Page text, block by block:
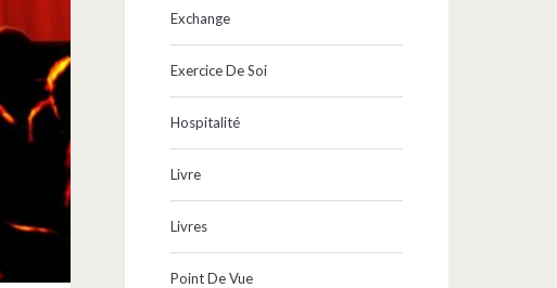
Exchange
Exercice De Soi
Hospitalité
Livre
Livres
Point De Vue